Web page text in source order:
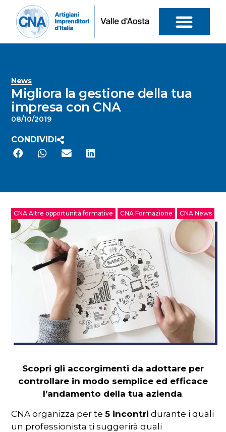
News
Migliora la gestione della tua
impresa con CNA
08/10/2019
CONDIVIDI
CNA Altre opportunità formative CNA Formazione CNA News
Scopri gli accorgimenti da adottare per
controllare in modo semplice ed efficace
l’andamento della tua azienda.
CNA organizza per te5 incontri durante i quali
un professionista ti suggerirà quali